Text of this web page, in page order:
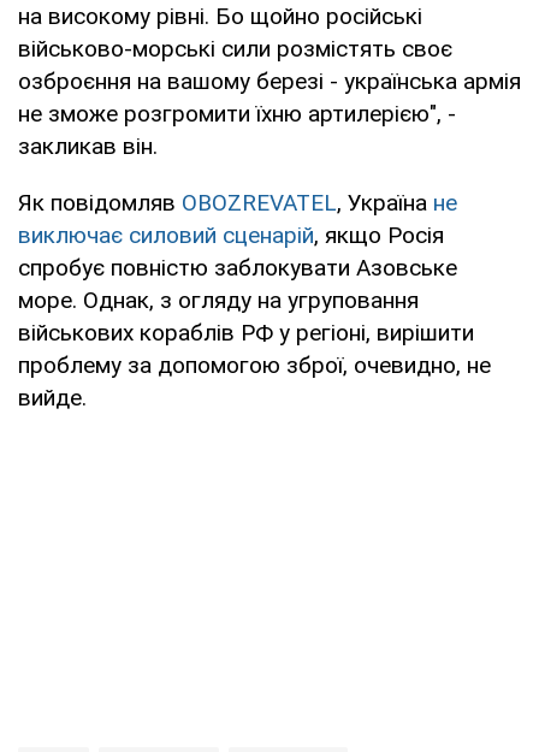
на високому рівні. Бо щойно російські
військово-морські сили розмістять своє
озброєння на вашому березі - українська армія
не зможе розгромити їхню артилерією", -
закликав він.
Як повідомляв OBOZREVATEL, Україна не
виключає силовий сценарій, якщо Росія
спробує повністю заблокувати Азовське
море. Однак, з огляду на угруповання
військових кораблів РФ у регіоні, вирішити
проблему за допомогою зброї, очевидно, не
вийде.